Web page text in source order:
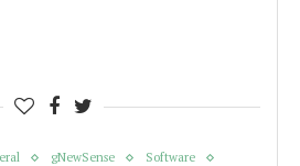
gNewSense
Software